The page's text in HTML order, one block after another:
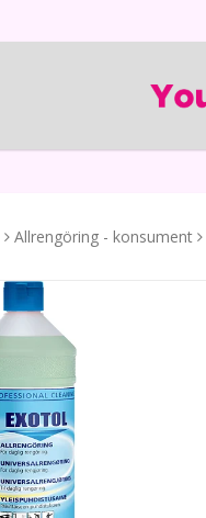
Allrengöring - konsument